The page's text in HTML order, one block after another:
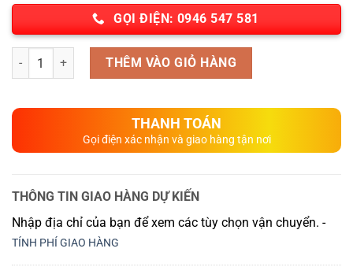
GỌI ĐIỆN: 0946 547 581
Số lượng THÊM VÀO GIỎ HÀNG
THANH TOÁN
Gọi điện xác nhận và giao hàng tận nơi
THÔNG TIN GIAO HÀNG DỰ KIẾN
Nhập địa chỉ của bạn để xem các tùy chọn vận chuyển. -
TÍNH PHÍ GIAO HÀNG